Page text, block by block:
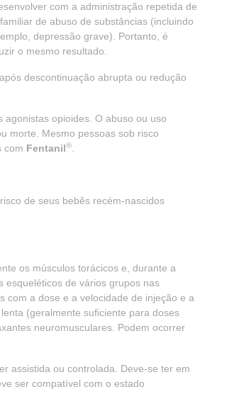
com a administração repetida de
de abuso de substâncias (incluindo
depressão grave). Portanto, é
o mesmo resultado.
descontinuação abrupta ou redução
opioides. O abuso ou uso
morte. Mesmo pessoas sob risco
com Fentanil®
de seus bebês recém-nascidos
os músculos torácicos e, durante a
esqueléticos de vários grupos nas
com a dose e a velocidade de injeção e a
(geralmente suficiente para doses
neuromusculares. Podem ocorrer
assistida ou controlada. Deve-se ter em
ser compatível com o estado